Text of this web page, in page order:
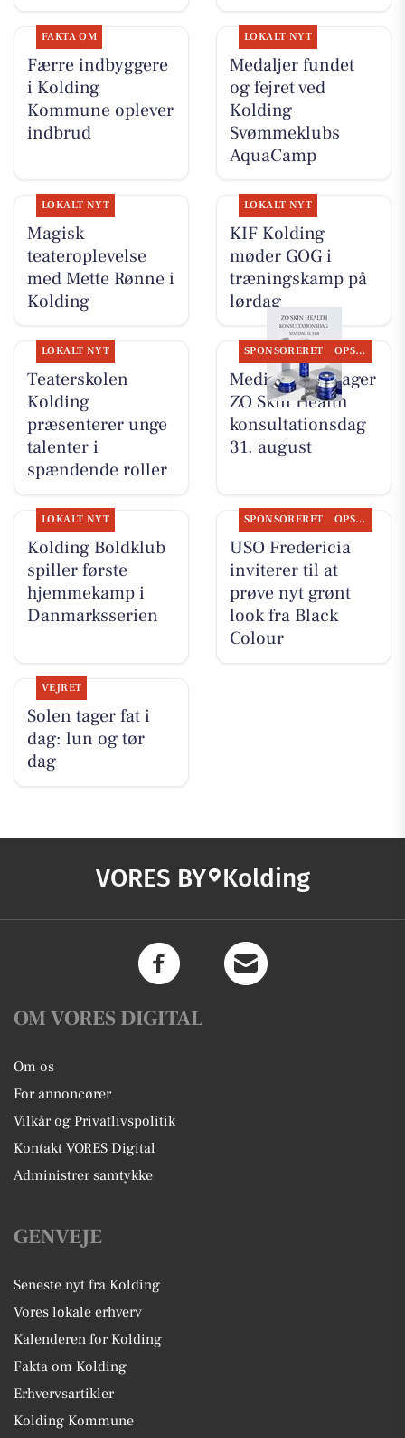
FAKTA OM
Færre indbyggere
i Kolding
Kommune oplever
indbrud
LOKALT NYT
Medaljer fundet
og fejret ved
Kolding
Svømmeklubs
AquaCamp
LOKALT NYT
Magisk
teateroplevelse
med Mette Rønne i
Kolding
LOKALT NYT
KIF Kolding
møder GOG i
træningskamp på
lørdag
LOKALT NYT
Teaterskolen
Kolding
præsenterer unge
talenter i
spændende roller
SPONSORERET OPSLAGSTAVLEN
MediSkin gentager
ZO Skin Health
konsultationsdag
31. august
LOKALT NYT
Kolding Boldklub
spiller første
hjemmekamp i
Danmarksserien
SPONSORERET OPSLAGSTAVLEN
USO Fredericia
inviterer til at
prøve nyt grønt
look fra Black
Colour
VEJRET
Solen tager fat i
dag: lun og tør
dag
VORES BY Kolding
OM VORES DIGITAL
Om os
For annoncører
Vilkår og Privatlivspolitik
Kontakt VORES Digital
Administrer samtykke
GENVEJE
Seneste nyt fra Kolding
Vores lokale erhverv
Kalenderen for Kolding
Fakta om Kolding
Erhvervsartikler
Kolding Kommune